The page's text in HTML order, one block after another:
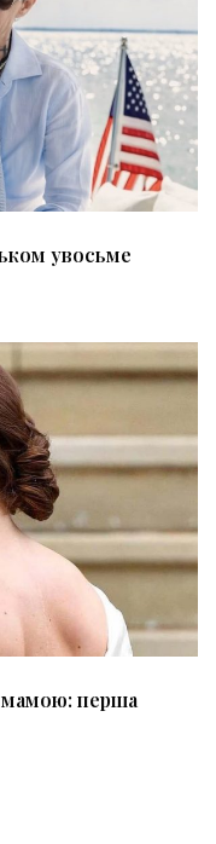
увосьме
мамою: перша